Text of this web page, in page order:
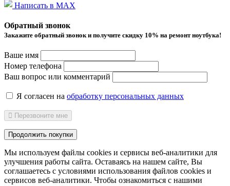
Написать в MAX
Обратный звонок
Закажите обратный звонок и получитe скидку 10% на ремонт ноутбука!
Ваше имя
Номер телефона
Ваш вопрос или комментарий
Я согласен на обработку персональных данных
Перезвоните мне
Продолжить покупки
Мы используем файлы cookies и сервисы веб-аналитики для
улучшения работы сайта. Оставаясь на нашем сайте, Вы
соглашаетесь с условиями использования файлов cookies и
сервисов веб-аналитики. Чтобы ознакомиться с нашими